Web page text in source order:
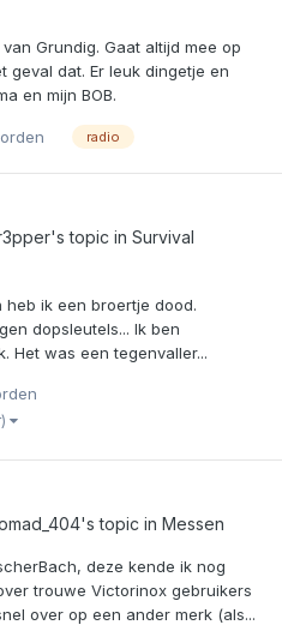
Grundig. Gaat altijd mee op
geval dat. Er leuk dingetje en
en mijn BOB.
radio
's topic in Survival
ik een broertje dood.
dopsleutels... Ik ben
Het was een tegenvaller...
's topic in Messen
deze kende ik nog
trouwe Victorinox gebruikers
over op een ander merk (als...